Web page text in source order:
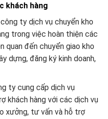
khách hàng
ty dịch vụ chuyển kho
trong việc hoàn thiện các
quan đến chuyển giao kho
dựng, đăng ký kinh doanh,
ty cung cấp dịch vụ
khách hàng với các dịch vụ
xưởng, tư vấn và hỗ trợ